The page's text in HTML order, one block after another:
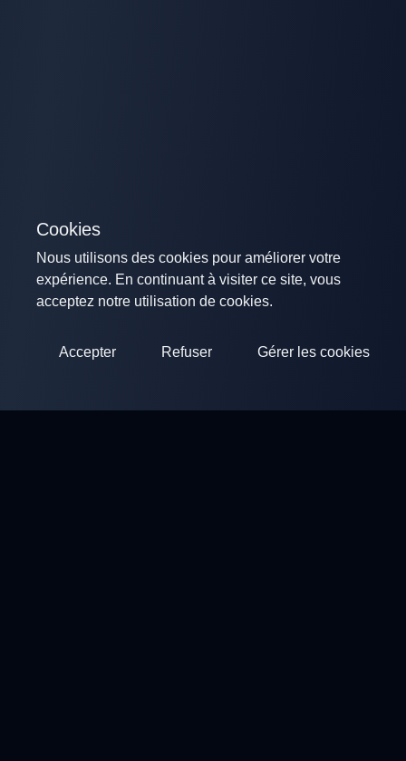
Cookies
Nous utilisons des cookies pour améliorer votre
expérience. En continuant à visiter ce site, vous
acceptez notre utilisation de cookies.
Accepter Refuser Gérer les cookies